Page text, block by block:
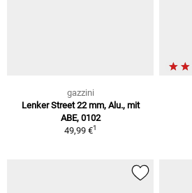
gazzini
Lenker Street 22 mm, Alu., mit
ABE, 0102
49,99 €1